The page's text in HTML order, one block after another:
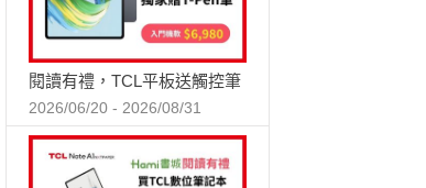
閱讀有禮，TCL平板送觸控筆
2026/06/20 - 2026/08/31